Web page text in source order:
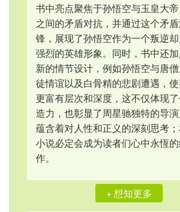
书中亮点聚焦于孙悟空与玉皇大
之间的矛盾对抗，并通过这个矛
锋，展现了孙悟空作为一个叛逆
强烈的英雄形象。同时，书中还
新的情节设计，例如孙悟空与唐
徒情谊以及白骨精的悲剧遭遇，
更富有层次和深度，这不仅体现
造力，也彰显了周星驰独特的导
蕴含着对人性和正义的深刻思考
小说必定会成为读者们心中永恆
作。
+ 想知更多